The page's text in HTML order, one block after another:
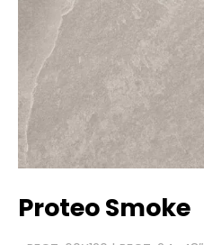
Proteo Smoke